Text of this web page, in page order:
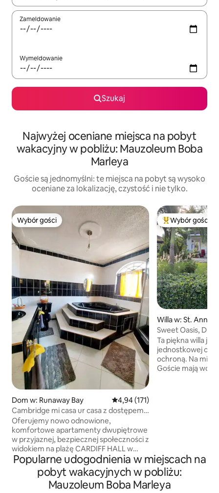
Zameldowanie
Wymeldowanie
Szukaj
Najwyżej oceniane miejsca na pobyt
wakacyjny w pobliżu: Mauzoleum Boba
Marleya
Goście są jednomyślni: te miejsca na pobyt są wysoko
oceniane za lokalizację, czystość i nie tylko.
Wybór gości
Wybór gości
Dom w: Runaway Bay Średnia ocena: 4,94 na 5, liczba
4,94 (171)
Cambridge mi casa ur casa z dostępem
do basenu i plaży
Oferujemy nowo odnowione,
komfortowe apartamenty dwupiętrowe
w przyjaznej, bezpiecznej społeczności z
widokiem na plażę CARDIFF HALL w
kurorcie Runaway Bay w St. Ann na
Jamajce ▪️Nie musisz się martwić o
bezpieczeństwo, ponieważ na terenie
obiektu znajduje się całodobowa kamera
Wybór gości
Willa w: St. Ann
Sweet Oasis,
Ta piękna willa
jednostkowej
ochroną. Na miejscu znajduje się basen.
Goście mają
innych
spożywczego,
Popularne udogodnienia w miejscach na
pobyt wakacyjnych w pobliżu:
Mauzoleum Boba Marleya